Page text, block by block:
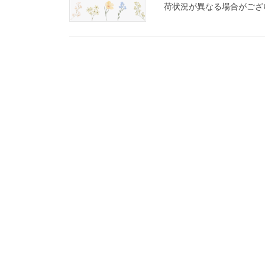
荷状況が異なる場合がご